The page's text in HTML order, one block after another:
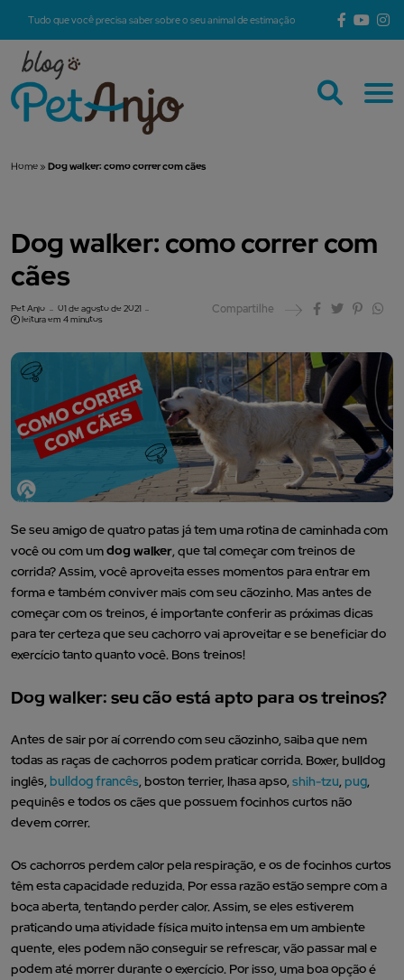
Tudo que você precisa saber sobre o seu animal de estimação
Home » Dog walker: como correr com cães
Dog walker: como correr com
cães
Pet Anjo
01 de agosto de 2021
leitura em 4 minutos
Compartilhe
Se seu amigo de quatro patas já tem uma rotina de caminhada com
você ou com umdog walker, que tal começar com treinos de
corrida? Assim, você aproveita esses momentos para entrar em
forma e também conviver mais com seu cãozinho. Mas antes de
começar com os treinos, é importante conferir as próximas dicas
para ter certeza que seu cachorro vai aproveitar e se beneficiar do
exercício tanto quanto você. Bons treinos!
Dog walker: seu cão está apto para os treinos?
Antes de sair por aí correndo com seu cãozinho, saiba que nem
todas as raças de cachorros podem praticar corrida. Boxer, bulldog
inglês, bulldog francês, boston terrier, lhasa apso,shih-tzu, pug,
pequinês e todos os cães que possuem focinhos curtos não
devem correr.
Os cachorros perdem calor pela respiração, e os de focinhos curtos
têm esta capacidade reduzida. Por essa razão estão sempre com a
boca aberta, tentando perder calor. Assim, se eles estiverem
praticando uma atividade física muito intensa em um ambiente
quente, eles podem não conseguir se refrescar, vão passar mal e
podem até morrer durante o exercício. Por isso, uma boa opção é